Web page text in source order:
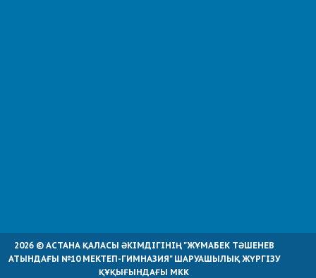
2026 © АСТАНА ҚАЛАСЫ ӘКІМДІГІНІҢ "ЖҰМАБЕК ТӘШЕНЕВ
АТЫНДАҒЫ №10 МЕКТЕП-ГИМНАЗИЯ" ШАРУАШЫЛЫҚ ЖҮРГІЗУ
ҚҰҚЫҒЫНДАҒЫ МКК